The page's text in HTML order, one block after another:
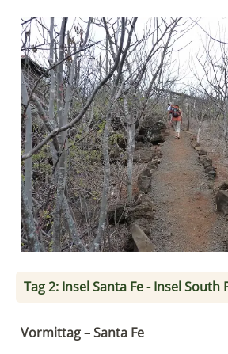
Tag 2: Insel Santa Fe - Insel South
Vormittag – Santa Fe